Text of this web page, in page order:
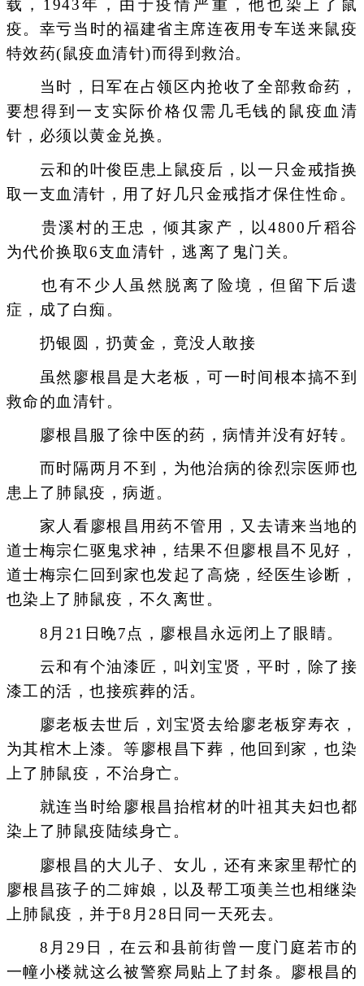
载，1943年，由于疫情严重，他也染上了鼠
疫。幸亏当时的福建省主席连夜用专车送来鼠疫
特效药(鼠疫血清针)而得到救治。
当时，日军在占领区内抢收了全部救命药，
要想得到一支实际价格仅需几毛钱的鼠疫血清
针，必须以黄金兑换。
云和的叶俊臣患上鼠疫后，以一只金戒指换
取一支血清针，用了好几只金戒指才保住性命。
贵溪村的王忠，倾其家产，以4800斤稻谷
为代价换取6支血清针，逃离了鬼门关。
也有不少人虽然脱离了险境，但留下后遗
症，成了白痴。
扔银圆，扔黄金，竟没人敢接
虽然廖根昌是大老板，可一时间根本搞不到
救命的血清针。
廖根昌服了徐中医的药，病情并没有好转。
而时隔两月不到，为他治病的徐烈宗医师也
患上了肺鼠疫，病逝。
家人看廖根昌用药不管用，又去请来当地的
道士梅宗仁驱鬼求神，结果不但廖根昌不见好，
道士梅宗仁回到家也发起了高烧，经医生诊断，
也染上了肺鼠疫，不久离世。
8月21日晚7点，廖根昌永远闭上了眼睛。
云和有个油漆匠，叫刘宝贤，平时，除了接
漆工的活，也接殡葬的活。
廖老板去世后，刘宝贤去给廖老板穿寿衣，
为其棺木上漆。等廖根昌下葬，他回到家，也染
上了肺鼠疫，不治身亡。
就连当时给廖根昌抬棺材的叶祖其夫妇也都
染上了肺鼠疫陆续身亡。
廖根昌的大儿子、女儿，还有来家里帮忙的
廖根昌孩子的二婶娘，以及帮工项美兰也相继染
上肺鼠疫，并于8月28日同一天死去。
8月29日，在云和县前街曾一度门庭若市的
一幢小楼就这么被警察局贴上了封条。廖根昌的